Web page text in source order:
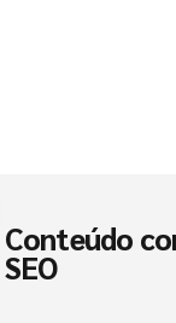
Conteúdo
SEO